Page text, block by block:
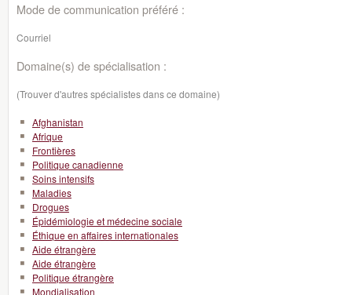
Mode de communication préféré :
Courriel
Domaine(s) de spécialisation :
(Trouver d'autres spécialistes dans ce domaine)
Afghanistan
Afrique
Frontières
Politique canadienne
Soins intensifs
Maladies
Drogues
Épidémiologie et médecine sociale
Éthique en affaires internationales
Aide étrangère
Aide étrangère
Politique étrangère
Mondialisation